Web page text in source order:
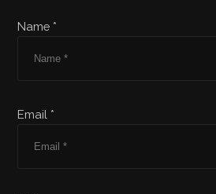
Name *
Email *